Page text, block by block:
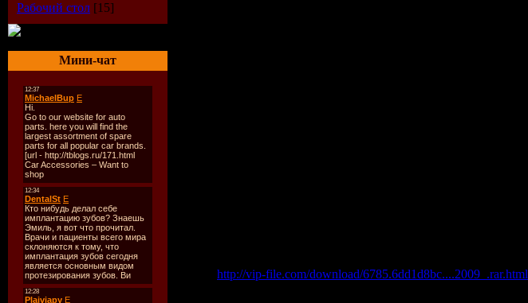
Рабочий стол [15]
Мини-чат
http://vip-file.com/download/6785.6dd1d8bc....2009_.rar.html